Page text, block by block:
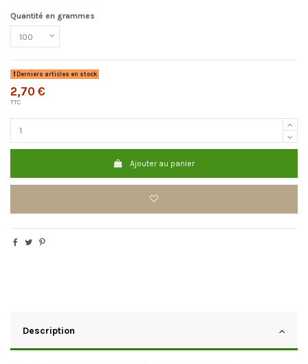
Quantité en grammes
Derniers articles en stock
2,70 €
TTC
Ajouter au panier
Description